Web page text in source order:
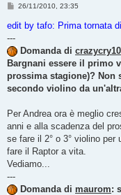
M
s
s
a
g
g
i
26/11/2010, 23:35
edit by tafo: Prima tornata
---
Domanda di crazycry10
Bargnani essere il primo
prossima stagione)? Non
secondo violino da
Per Andrea ora è meglio
anni e alla scadenza del
se fare il 2° o 3° violino
fare il Raptor a vita.
Vediamo...
---
Domanda di maurom: